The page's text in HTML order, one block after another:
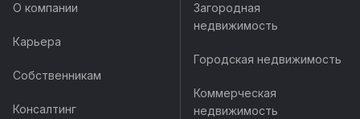
О компании
Карьера
Собственникам
Консалтинг
Загородная
недвижимость
Городская недвижимость
Коммерческая
недвижимость